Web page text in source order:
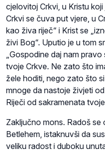
cjelovitoj Crkvi, u Kristu
Crkvi se čuva put vjere, u
kao živa riječ“ i Krist se
živi Bog“. Uputio je u tom
„Gospodine daj nam
tvoje Crkve. Ne zato što
žele hoditi, nego zato što
mnoge da nastoje živjeti
Riječi od sakramenata
Zaključno mons. Radoš
Betlehem, istaknuvši da
veliku radost i duboku